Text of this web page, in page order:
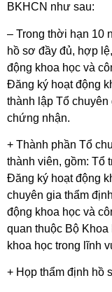
BKHCN như sau:
– Trong thời hạn 10
hồ sơ đầy đủ, hợp
động khoa học và
Đăng ký hoạt động
thành lập Tổ
chứng nhận.
+ Thành phần Tổ
thành viên, gồm: Tổ
Đăng ký hoạt động
chuyên gia thẩm
động khoa học và
quan thuộc Bộ
khoa học trong lĩnh
+ Họp thẩm định hồ